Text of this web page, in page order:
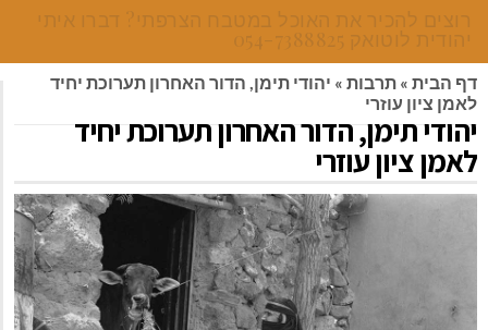
להכיר את האוכל במטבח הצרפתי? דברו איתי
לוטואק 054-7388825.
»תרבות»יהודי תימן, הדור האחרון תערוכת יחיד
ציון עוזרי
תימן, הדור האחרון תערוכת יחיד
ציון עוזרי